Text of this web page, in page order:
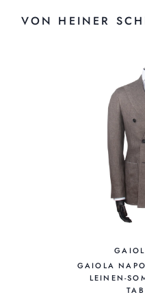
VON HEINER
GAIOLA
LEINEN-